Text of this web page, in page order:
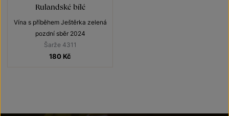
Rulandské bílé
Vína s příběhem Ještěrka zelená
pozdní sběr 2024
Šarže 4311
180 Kč